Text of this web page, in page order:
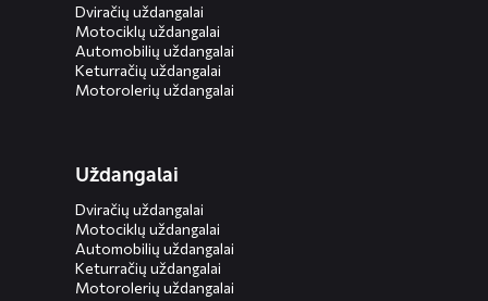
Dviračių uždangalai
Motociklų uždangalai
Automobilių uždangalai
Keturračių uždangalai
Motorolerių uždangalai
Uždangalai
Dviračių uždangalai
Motociklų uždangalai
Automobilių uždangalai
Keturračių uždangalai
Motorolerių uždangalai